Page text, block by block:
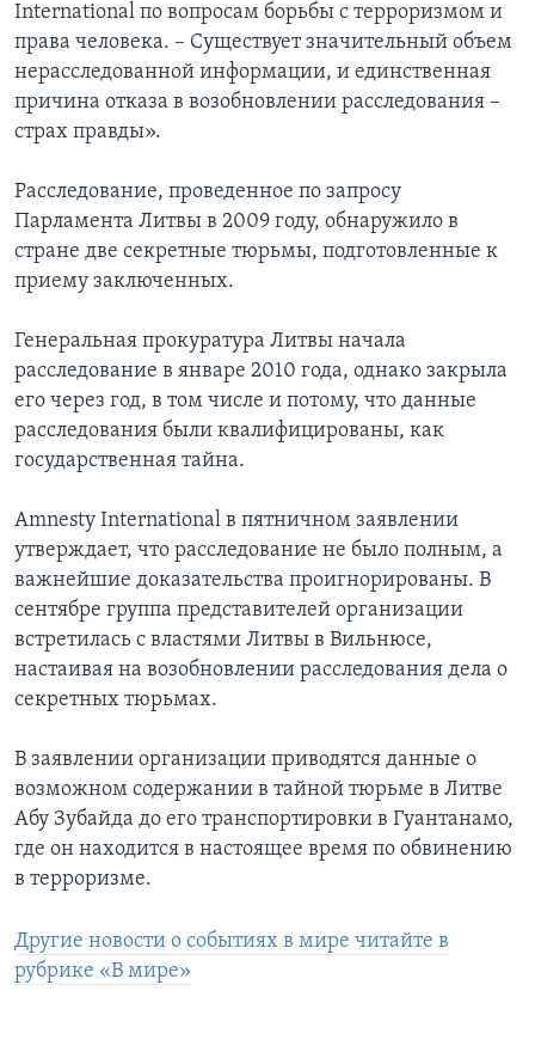
International по вопросам борьбы с терроризмом и
права человека. – Существует значительный объем
нерасследованной информации, и единственная
причина отказа в возобновлении расследования –
страх правды».
Расследование, проведенное по запросу
Парламента Литвы в 2009 году, обнаружило в
стране две секретные тюрьмы, подготовленные к
приему заключенных.
Генеральная прокуратура Литвы начала
расследование в январе 2010 года, однако закрыла
его через год, в том числе и потому, что данные
расследования были квалифицированы, как
государственная тайна.
Amnesty International в пятничном заявлении
утверждает, что расследование не было полным, а
важнейшие доказательства проигнорированы. В
сентябре группа представителей организации
встретилась с властями Литвы в Вильнюсе,
настаивая на возобновлении расследования дела о
секретных тюрьмах.
В заявлении организации приводятся данные о
возможном содержании в тайной тюрьме в Литве
Абу Зубайда до его транспортировки в Гуантанамо,
где он находится в настоящее время по обвинению
в терроризме.
Другие новости о событиях в мире читайте в
рубрике «В мире»